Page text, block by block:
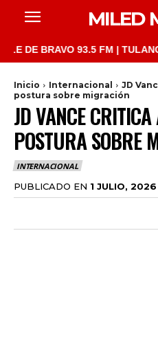
MILED
93.5 FM |
Inicio Internacional
JD
postura sobre migración
JD VANCE
POSTURA SOBRE
INTERNACIONAL
PUBLICADO EN 1 JULIO, 2026